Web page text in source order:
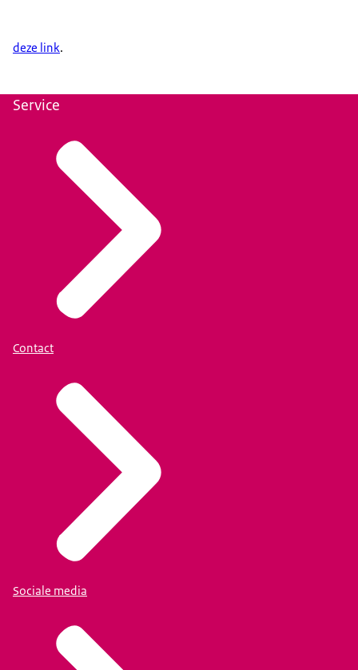
deze link.
Service
Contact
Sociale media